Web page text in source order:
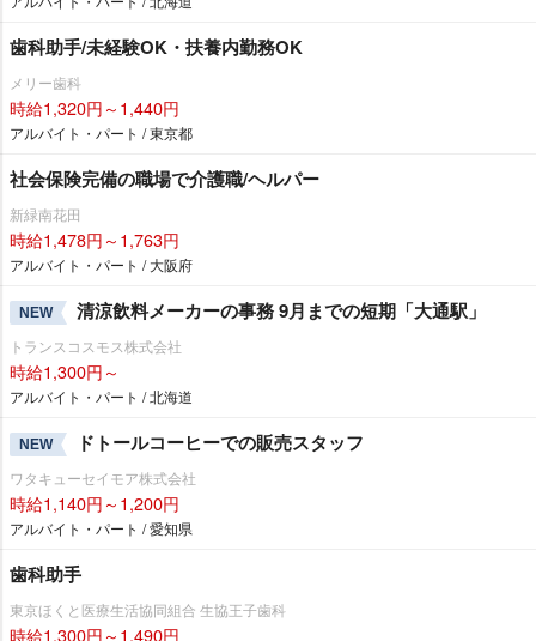
歯科助手/未経験OK・扶養内勤務OK
メリー歯科
時給1,320円～1,440円
アルバイト・パート / 東京都
社会保険完備の職場で介護職/ヘルパー
新緑南花田
時給1,478円～1,763円
アルバイト・パート / 大阪府
NEW 清涼飲料メーカーの事務 9月までの短期「大通駅」
トランスコスモス株式会社
時給1,300円～
アルバイト・パート / 北海道
NEW ドトールコーヒーでの販売スタッフ
ワタキューセイモア株式会社
時給1,140円～1,200円
アルバイト・パート / 愛知県
歯科助手
東京ほくと医療生活協同組合 生協王子歯科
時給1,300円～1,490円